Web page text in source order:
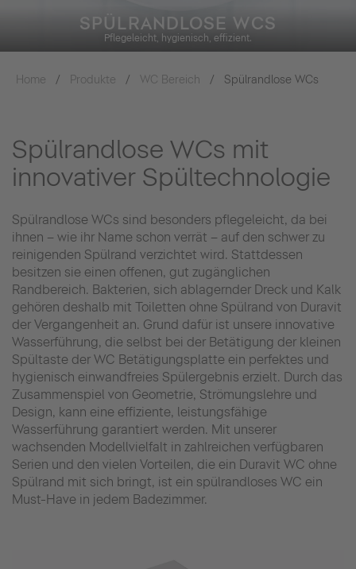
SPÜLRANDLOSE WCS
Pflegeleicht, hygienisch, effizient.
Home Produkte WC Bereich Spülrandlose WCs
Spülrandlose WCs mit
innovativer Spültechnologie
Spülrandlose WCs sind besonders pflegeleicht, da bei
ihnen – wie ihr Name schon verrät – auf den schwer zu
reinigenden Spülrand verzichtet wird. Stattdessen
besitzen sie einen offenen, gut zugänglichen
Randbereich. Bakterien, sich ablagernder Dreck und Kalk
gehören deshalb mit Toiletten ohne Spülrand von Duravit
der Vergangenheit an. Grund dafür ist unsere innovative
Wasserführung, die selbst bei der Betätigung der kleinen
Spültaste der WC Betätigungsplatte ein perfektes und
hygienisch einwandfreies Spülergebnis erzielt. Durch das
Zusammenspiel von Geometrie, Strömungslehre und
Design, kann eine effiziente, leistungsfähige
Wasserführung garantiert werden. Mit unserer
wachsenden Modellvielfalt in zahlreichen verfügbaren
Serien und den vielen Vorteilen, die ein Duravit WC ohne
Spülrand mit sich bringt, ist ein spülrandloses WC ein
Must-Have in jedem Badezimmer.